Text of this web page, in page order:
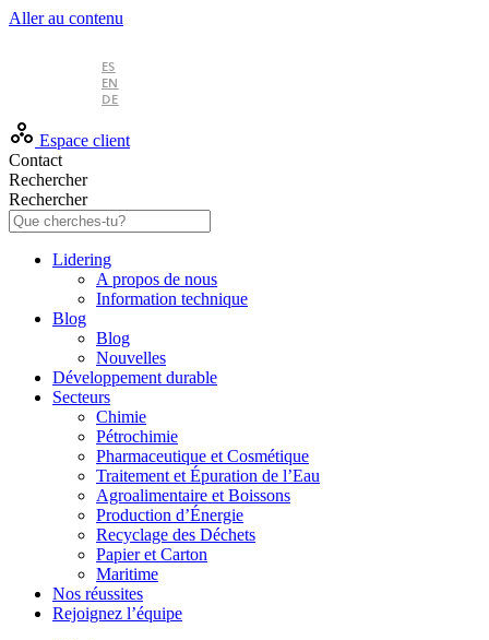
Aller au contenu
ES
EN
DE
Espace client
Contact
Rechercher
Rechercher
Lidering
A propos de nous
Information technique
Blog
Blog
Nouvelles
Développement durable
Secteurs
Chimie
Pétrochimie
Pharmaceutique et Cosmétique
Traitement et Épuration de l’Eau
Agroalimentaire et Boissons
Production d’Énergie
Recyclage des Déchets
Papier et Carton
Maritime
Nos réussites
Rejoignez l’équipe